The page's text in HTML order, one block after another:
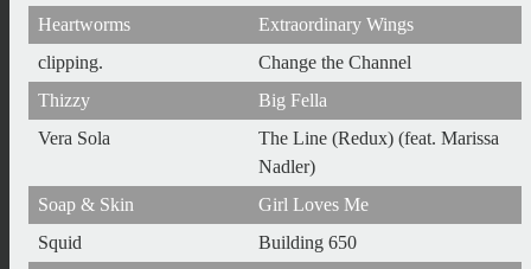
Heartworms
Extraordinary Wings
clipping.
Change the Channel
Thizzy
Big Fella
Vera Sola
The Line (Redux) (feat. Marissa
Nadler)
Soap & Skin
Girl Loves Me
Squid
Building 650